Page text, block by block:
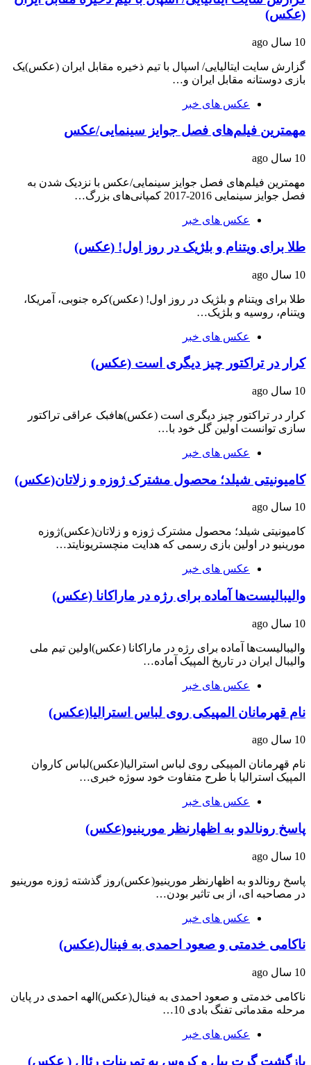
(عکس)
10 سال ago
گزارش سایت ایتالیایی/ اسپال با تیم ذخیره مقابل ایران (عکس)یک
بازی دوستانه مقابل ایران و…
عکس های خبر
مهمترین فیلم‌های فصل جوایز سینمایی/عکس
10 سال ago
مهمترین فیلم‌های فصل جوایز سینمایی/عکس با نزدیک شدن به
فصل جوایز سینمایی 2016-2017 کمپانی‌های بزرگ…
عکس های خبر
طلا برای ویتنام و بلژیک در روز اول! (عکس)
10 سال ago
طلا برای ویتنام و بلژیک در روز اول! (عکس)کره جنوبی، آمریکا،
ویتنام، روسیه و بلژیک…
عکس های خبر
کرار در تراکتور چیز دیگری است (عکس)
10 سال ago
کرار در تراکتور چیز دیگری است (عکس)هافبک عراقی تراکتور
سازی توانست اولین گل خود با…
عکس های خبر
کامیونیتی شیلد؛ محصول مشترک ژوزه و زلاتان(عکس)
10 سال ago
کامیونیتی شیلد؛ محصول مشترک ژوزه و زلاتان(عکس)ژوزه
مورینیو در اولین بازی رسمی که هدایت منچستریونایتد…
عکس های خبر
والیبالیست‌ها آماده برای رژه در ماراکانا (عکس)
10 سال ago
والیبالیست‌ها آماده برای رژه در ماراکانا (عکس)اولین تیم ملی
والیبال ایران در تاریخ المپیک آماده…
عکس های خبر
نام قهرمانان المپیکی روی لباس استرالیا(عکس)
10 سال ago
نام قهرمانان المپیکی روی لباس استرالیا(عکس)لباس کاروان
المپیک استرالیا با طرح متفاوت خود سوژه خبری…
عکس های خبر
پاسخ رونالدو به اظهارنظر مورینیو(عکس)
10 سال ago
پاسخ رونالدو به اظهارنظر مورینیو(عکس)روز گذشته ژوزه مورینیو
در مصاحبه ای، از بی تاثیر بودن…
عکس های خبر
ناکامی خدمتی و صعود احمدی به فینال(عکس)
10 سال ago
ناکامی خدمتی و صعود احمدی به فینال(عکس)الهه احمدی در پایان
مرحله مقدماتی تفنگ بادی 10…
عکس های خبر
بازگشت گرت بیل و کروس به تمرینات رئال ( عکس)